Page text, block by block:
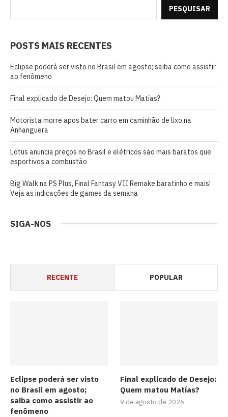
PESQUISAR
POSTS MAIS RECENTES
Eclipse poderá ser visto no Brasil em agosto; saiba como assistir
ao fenômeno
Final explicado de Desejo: Quem matou Matías?
Motorista morre após bater carro em caminhão de lixo na
Anhanguera
Lotus anuncia preços no Brasil e elétricos são mais baratos que
esportivos a combustão
Big Walk na PS Plus, Final Fantasy VII Remake baratinho e mais!
Veja as indicações de games da semana
SIGA-NOS
RECENTE POPULAR
Eclipse poderá ser visto
no Brasil em agosto;
saiba como assistir ao
fenômeno
Final explicado de Desejo:
Quem matou Matías?
9 de agosto de 2026